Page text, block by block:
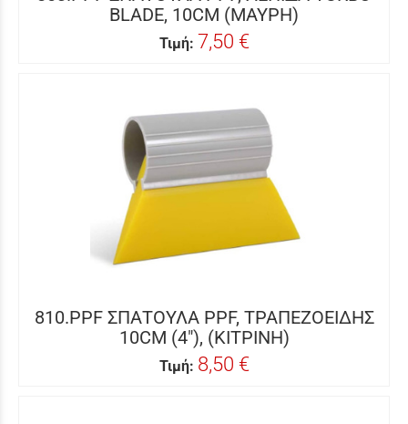
BLADE, 10CM (ΜΑΥΡΗ)
Τιμή: 7,50 €
810.PPF ΣΠΑΤΟΥΛΑ PPF, ΤΡΑΠΕΖΟΕΙΔΗΣ
10CM (4"), (ΚΙΤΡΙΝΗ)
Τιμή: 8,50 €